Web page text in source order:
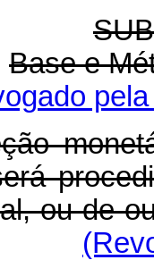
Base e
ou de